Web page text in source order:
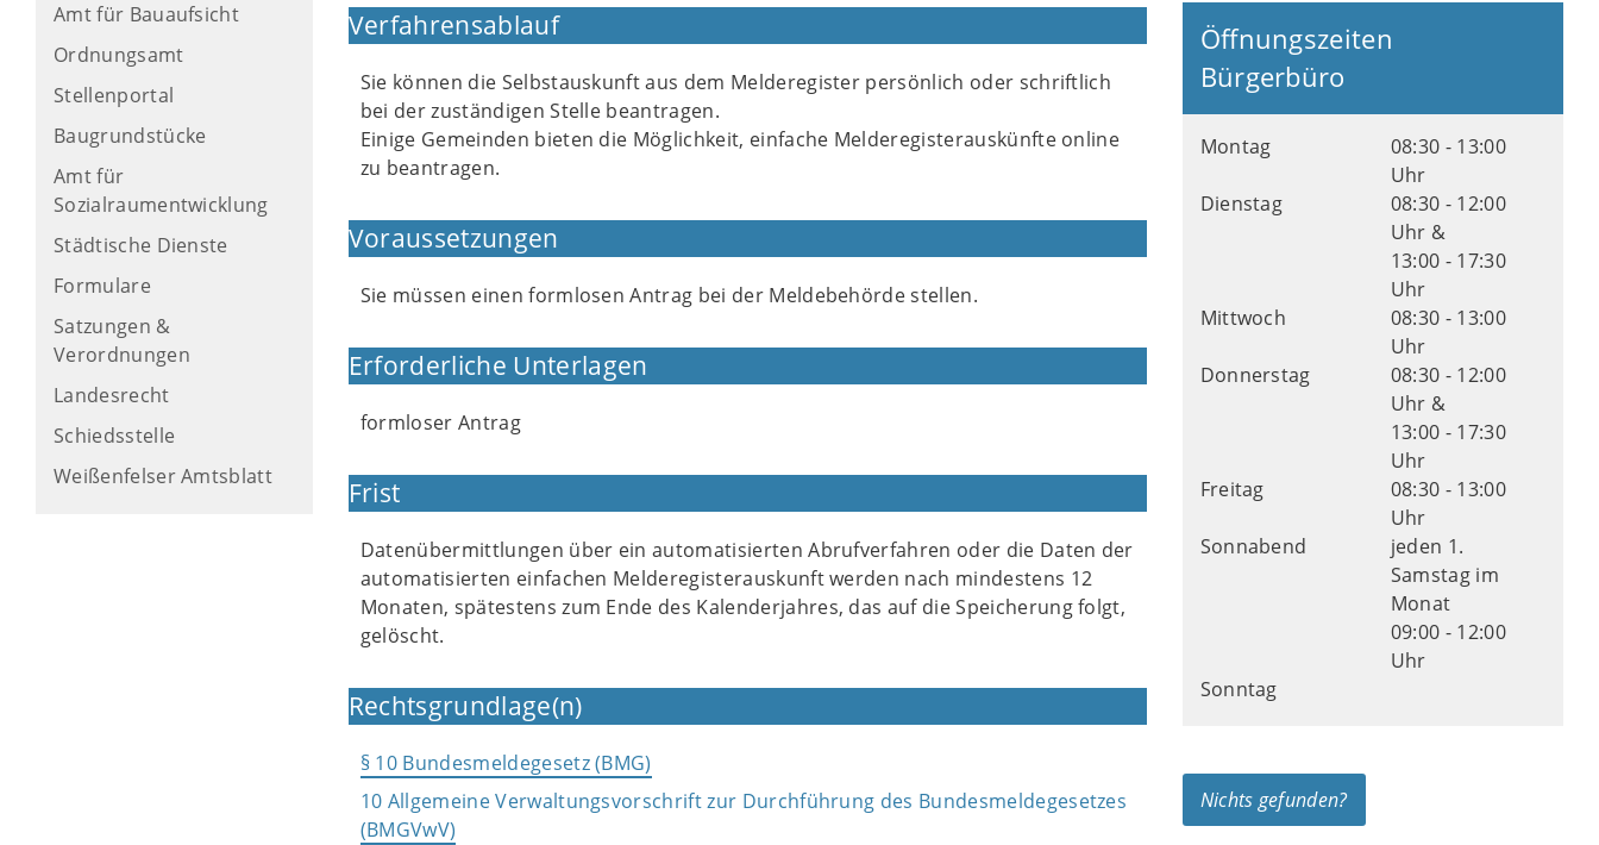
Amt für Bauaufsicht
Ordnungsamt
Stellenportal
Baugrundstücke
Amt für
Sozialraumentwicklung
Städtische Dienste
Formulare
Satzungen &
Verordnungen
Landesrecht
Schiedsstelle
Weißenfelser Amtsblatt
Verfahrensablauf
Sie können die Selbstauskunft aus dem Melderegister persönlich oder schriftlich
bei der zuständigen Stelle beantragen.
Einige Gemeinden bieten die Möglichkeit, einfache Melderegisterauskünfte online
zu beantragen.
Voraussetzungen
Sie müssen einen formlosen Antrag bei der Meldebehörde stellen.
Erforderliche Unterlagen
formloser Antrag
Frist
Datenübermittlungen über ein automatisierten Abrufverfahren oder die Daten der
automatisierten einfachen Melderegisterauskunft werden nach mindestens 12
Monaten, spätestens zum Ende des Kalenderjahres, das auf die Speicherung folgt,
gelöscht.
Rechtsgrundlage(n)
§ 10 Bundesmeldegesetz (BMG)
10 Allgemeine Verwaltungsvorschrift zur Durchführung des Bundesmeldegesetzes
(BMGVwV)
Öffnungszeiten
Bürgerbüro
Montag
08:30 - 13:00
Uhr
Dienstag
08:30 - 12:00
Uhr &
13:00 - 17:30
Uhr
Mittwoch
08:30 - 13:00
Uhr
Donnerstag
08:30 - 12:00
Uhr &
13:00 - 17:30
Uhr
Freitag
08:30 - 13:00
Uhr
Sonnabend
jeden 1.
Samstag im
Monat
09:00 - 12:00
Uhr
Sonntag
Nichts gefunden?